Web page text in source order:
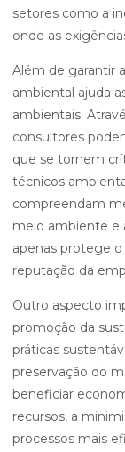
setores como a
onde as
Além de garantir
ambiental ajuda
ambientais.
consultores
que se tornem
técnicos
compreendam
meio ambiente e
apenas protege
reputação da
Outro aspecto
promoção da
práticas
preservação do
beneficiar
recursos, a
processos mais